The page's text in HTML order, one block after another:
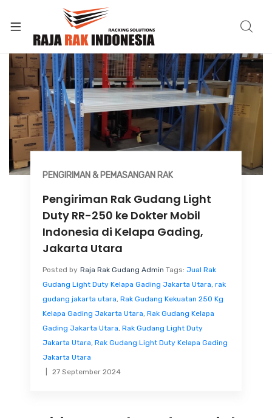
PENGIRIMAN & PEMASANGAN RAK
Pengiriman Rak Gudang Light
Duty RR-250 ke Dokter Mobil
Indonesia di Kelapa Gading,
Jakarta Utara
Posted by Raja Rak Gudang Admin Tags: Jual Rak
Gudang Light Duty Kelapa Gading Jakarta Utara rak
gudang jakarta utara Rak Gudang Kekuatan 250 Kg
Kelapa Gading Jakarta Utara Rak Gudang Kelapa
Gading Jakarta Utara Rak Gudang Light Duty
Jakarta Utara Rak Gudang Light Duty Kelapa Gading
Jakarta Utara
27 September 2024